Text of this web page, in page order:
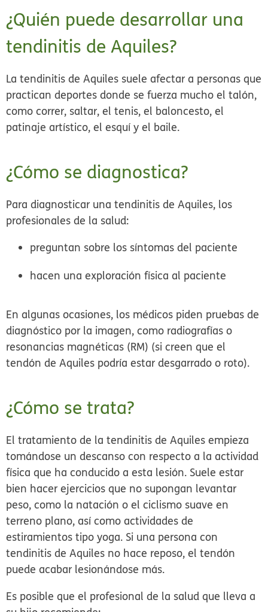
¿Quién puede desarrollar una
tendinitis de Aquiles?
La tendinitis de Aquiles suele afectar a personas que
practican deportes donde se fuerza mucho el talón,
como correr, saltar, el tenis, el baloncesto, el
patinaje artístico, el esquí y el baile.
¿Cómo se diagnostica?
Para diagnosticar una tendinitis de Aquiles, los
profesionales de la salud:
preguntan sobre los síntomas del paciente
hacen una exploración física al paciente
En algunas ocasiones, los médicos piden pruebas de
diagnóstico por la imagen, como radiografías o
resonancias magnéticas (RM) (si creen que el
tendón de Aquiles podría estar desgarrado o roto).
¿Cómo se trata?
El tratamiento de la tendinitis de Aquiles empieza
tomándose un descanso con respecto a la actividad
física que ha conducido a esta lesión. Suele estar
bien hacer ejercicios que no supongan levantar
peso, como la natación o el ciclismo suave en
terreno plano, así como actividades de
estiramientos tipo yoga. Si una persona con
tendinitis de Aquiles no hace reposo, el tendón
puede acabar lesionándose más.
Es posible que el profesional de la salud que lleva a